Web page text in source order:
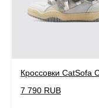
Кроссовки CatSofa
7 790 RUB